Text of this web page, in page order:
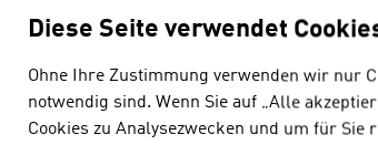
ADVANTAGE
+52 55 5254 4418
Diese Seite verwendet
Ohne Ihre Zustimmung verwenden wir nur
notwendig sind. Wenn Sie auf „Alle
Cookies zu Analysezwecken und um für Sie